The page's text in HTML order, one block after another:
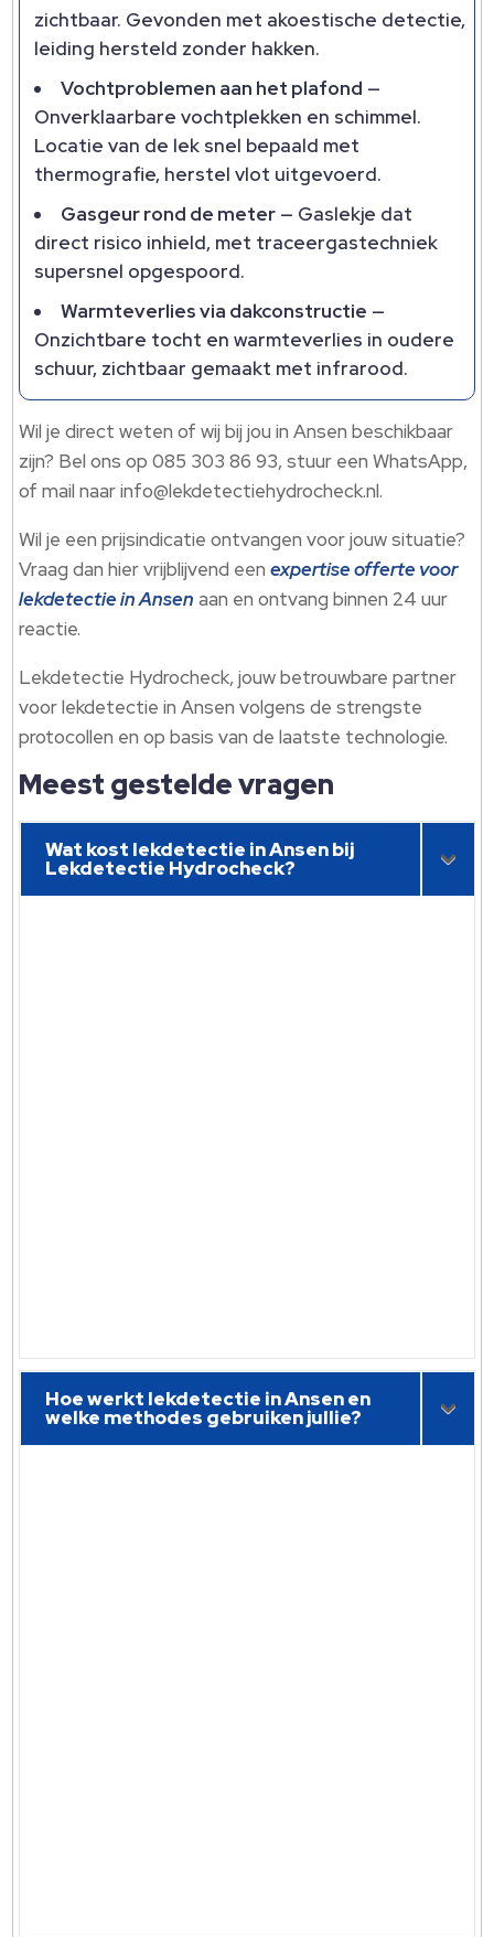
zichtbaar.​ Gevonden met akoestische detectie,
leiding hersteld zonder hakken.​
Vochtproblemen aan het plafond —
Onverklaarbare vochtplekken en schimmel.​
Locatie van de lek snel bepaald met
thermografie, herstel vlot uitgevoerd.​
Gasgeur rond de meter — Gaslekje dat
direct risico inhield, met traceergastechniek
supersnel opgespoord.​
Warmteverlies via dakconstructie —
Onzichtbare tocht en warmteverlies in oudere
schuur, zichtbaar gemaakt met infrarood.​
Wil je direct weten of wij bij jou in Ansen beschikbaar
zijn? Bel ons op 085 303 86 93, stuur een WhatsApp,
of mail naar info@lekdetectiehydrocheck.​nl.​
Wil je een prijsindicatie ontvangen voor jouw situatie?
Vraag dan hier vrijblijvend eenexpertise offerte voor
lekdetectie in Ansen aan en ontvang binnen 24 uur
reactie.​
Lekdetectie Hydrocheck, jouw betrouwbare partner
voor lekdetectie in Ansen volgens de strengste
protocollen en op basis van de laatste technologie.​
Meest gestelde vragen
Wat kost lekdetectie in Ansen bij
Lekdetectie Hydrocheck?
Hoe werkt lekdetectie in Ansen en
welke methodes gebruiken jullie?